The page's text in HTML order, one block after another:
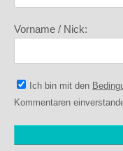
Vorname / Nick:
Ich bin mit den
Kommentaren